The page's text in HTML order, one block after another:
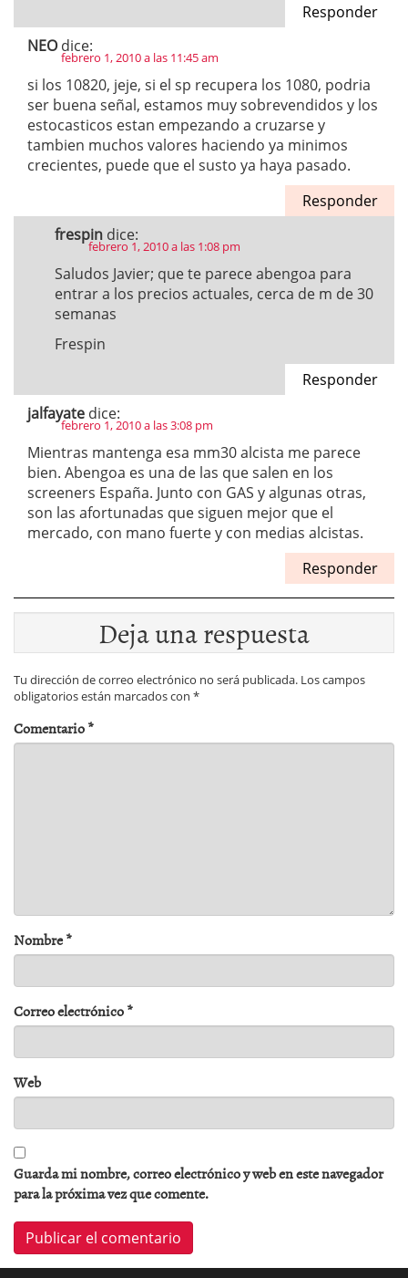
Responder
NEO dice:
febrero 1, 2010 a las 11:45 am
si los 10820, jeje, si el sp recupera los 1080, podria
ser buena señal, estamos muy sobrevendidos y los
estocasticos estan empezando a cruzarse y
tambien muchos valores haciendo ya minimos
crecientes, puede que el susto ya haya pasado.
Responder
frespin dice:
febrero 1, 2010 a las 1:08 pm
Saludos Javier; que te parece abengoa para
entrar a los precios actuales, cerca de m de 30
semanas
Frespin
Responder
jalfayate dice:
febrero 1, 2010 a las 3:08 pm
Mientras mantenga esa mm30 alcista me parece
bien. Abengoa es una de las que salen en los
screeners España. Junto con GAS y algunas otras,
son las afortunadas que siguen mejor que el
mercado, con mano fuerte y con medias alcistas.
Responder
Deja una respuesta
Tu dirección de correo electrónico no será publicada. Los campos
obligatorios están marcados con *
Comentario*
Nombre*
Correo electrónico*
Web
Guarda mi nombre, correo electrónico y web en este navegador
para la próxima vez que comente.